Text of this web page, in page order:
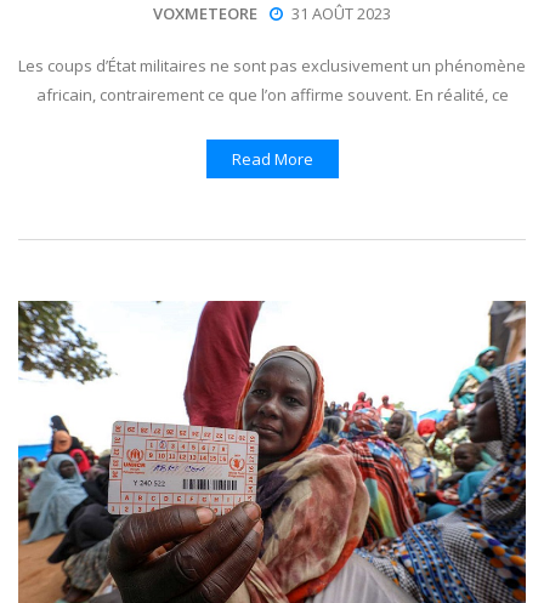
VOXMETEORE 31 AOÛT 2023
Les coups d’État militaires ne sont pas exclusivement un phénomène
africain, contrairement ce que l’on affirme souvent. En réalité, ce
Read More